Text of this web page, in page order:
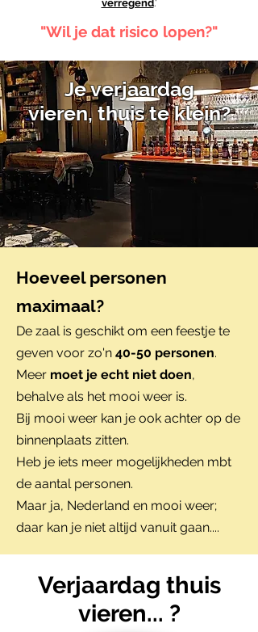
verregend.'
"Wil je dat risico lopen?"
Je verjaardag
vieren,thuis te klein?
Hoeveel personen
maximaal?
De zaal is geschikt om een feestje te
geven voor zo'n 40-50 personen.
Meer moet je echt niet doen,
behalve als het mooi weer is.
Bij mooi weer kan je ook achter op de
binnenplaats zitten.
Heb je iets meer mogelijkheden mbt
de aantal personen.
Maar ja, Nederland en mooi weer;
daar kan je niet altijd vanuit gaan....
Verjaardag thuis
vieren... ?